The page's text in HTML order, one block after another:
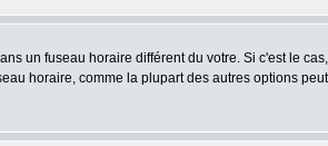
un fuseau horaire différent du votre. Si c'est le
horaire, comme la plupart des autres options